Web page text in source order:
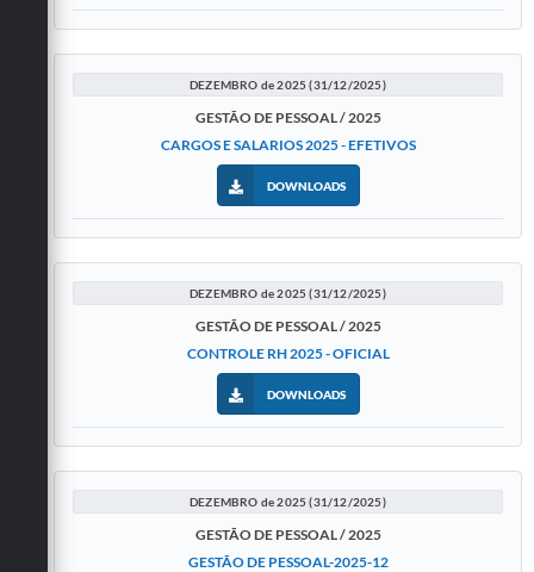
DEZEMBRO de 2025 (31/12/2025)
GESTÃO DE PESSOAL / 2025
CARGOS E SALARIOS 2025 - EFETIVOS
DOWNLOADS
DEZEMBRO de 2025 (31/12/2025)
GESTÃO DE PESSOAL / 2025
CONTROLE RH 2025 - OFICIAL
DOWNLOADS
DEZEMBRO de 2025 (31/12/2025)
GESTÃO DE PESSOAL / 2025
GESTÃO DE PESSOAL-2025-12